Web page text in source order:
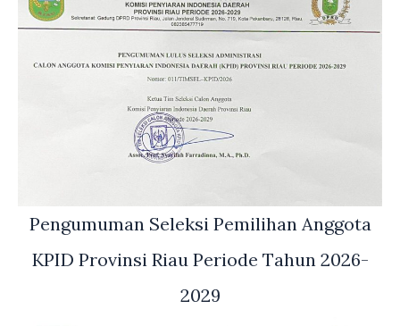
Pengumuman Seleksi Pemilihan Anggota
KPID Provinsi Riau Periode Tahun 2026-
2029